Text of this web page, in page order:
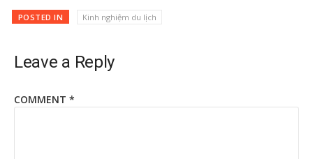
POSTED IN Kinh nghiệm du lịch
Leave a Reply
COMMENT *